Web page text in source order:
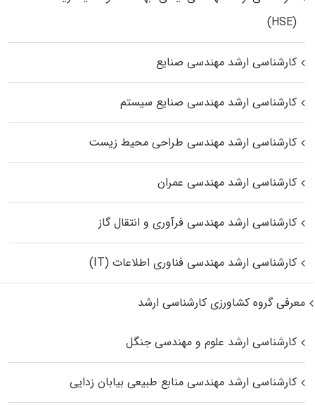
(HSE)
کارشناسی ارشد مهندسی صنایع
کارشناسی ارشد مهندسی صنایع سیستم
کارشناسی ارشد مهندسی طراحی محیط زیست
کارشناسی ارشد مهندسی عمران
کارشناسی ارشد مهندسی فرآوری و انتقال گاز
کارشناسی ارشد مهندسی فناوری اطلاعات (IT)
معرفی گروه کشاورزی کارشناسی ارشد
کارشناسی ارشد علوم و مهندسی جنگل
کارشناسی ارشد مهندسی منابع طبیعی بیابان زدایی